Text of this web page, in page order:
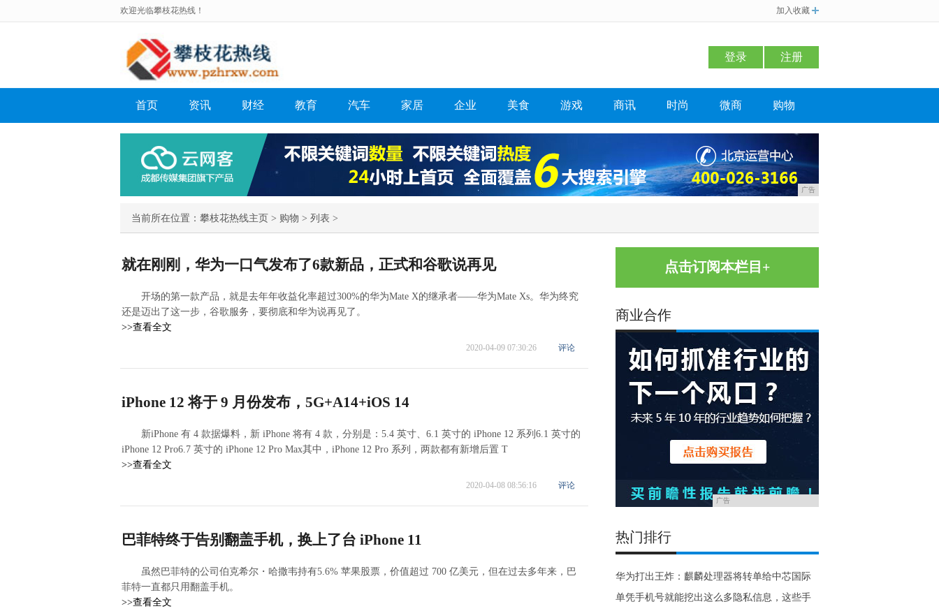
欢迎光临攀枝花热线！ 加入收藏
登录 注册
首页 资讯 财经 教育 汽车 家居 企业 美食 游戏 商讯 时尚 微商 购物
广告
当前所在位置： 攀枝花热线主页 > 购物 > 列表 >
就在刚刚，华为一口气发布了6款新品，正式和谷歌说再见
开场的第一款产品，就是去年年收益化率超过300%的华为Mate X的继承者——华为Mate Xs。华为终究
还是迈出了这一步，谷歌服务，要彻底和华为说再见了。
>>查看全文
2020-04-09 07:30:26 评论
iPhone 12 将于 9 月份发布，5G+A14+iOS 14
新iPhone 有 4 款据爆料，新 iPhone 将有 4 款，分别是：5.4 英寸、6.1 英寸的 iPhone 12 系列6.1 英寸的
iPhone 12 Pro6.7 英寸的 iPhone 12 Pro Max其中，iPhone 12 Pro 系列，两款都有新增后置 T
>>查看全文
2020-04-08 08:56:16 评论
巴菲特终于告别翻盖手机，换上了台 iPhone 11
虽然巴菲特的公司伯克希尔・哈撒韦持有5.6% 苹果股票，价值超过 700 亿美元，但在过去多年来，巴
菲特一直都只用翻盖手机。
>>查看全文
点击订阅本栏目+
商业合作
广告
热门排行
华为打出王炸：麒麟处理器将转单给中芯国际
单凭手机号就能挖出这么多隐私信息，这些手